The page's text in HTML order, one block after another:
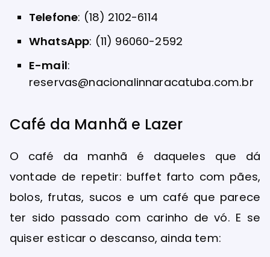
Telefone: (18) 2102-6114
WhatsApp: (11) 96060-2592
E-mail:
reservas@nacionalinnaracatuba.com.br
Café da Manhã e Lazer
O café da manhã é daqueles que dá
vontade de repetir: buffet farto com pães,
bolos, frutas, sucos e um café que parece
ter sido passado com carinho de vó. E se
quiser esticar o descanso, ainda tem: